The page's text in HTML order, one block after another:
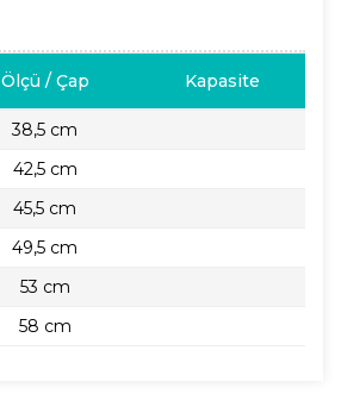
Ölçü / Çap Kapasite
38,5 cm
42,5 cm
45,5 cm
49,5 cm
53 cm
58 cm